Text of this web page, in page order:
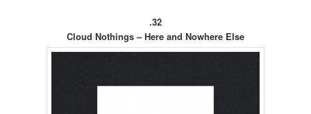
32.
Cloud Nothings – Here and Nowhere Else